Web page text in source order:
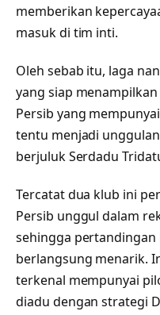
memberikan
masuk di tim inti.
Oleh sebab itu, laga
yang siap
Persib yang
tentu menjadi
berjuluk Serdadu
Tercatat dua klub ini
Persib unggul dalam
sehingga
berlangsung menarik.
terkenal mempunyai
diadu dengan strategi